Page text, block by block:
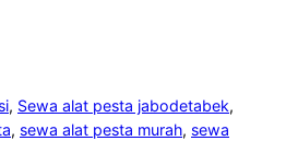
, Sewa alat pesta jabodetabek
, sewa alat pesta murah, sewa